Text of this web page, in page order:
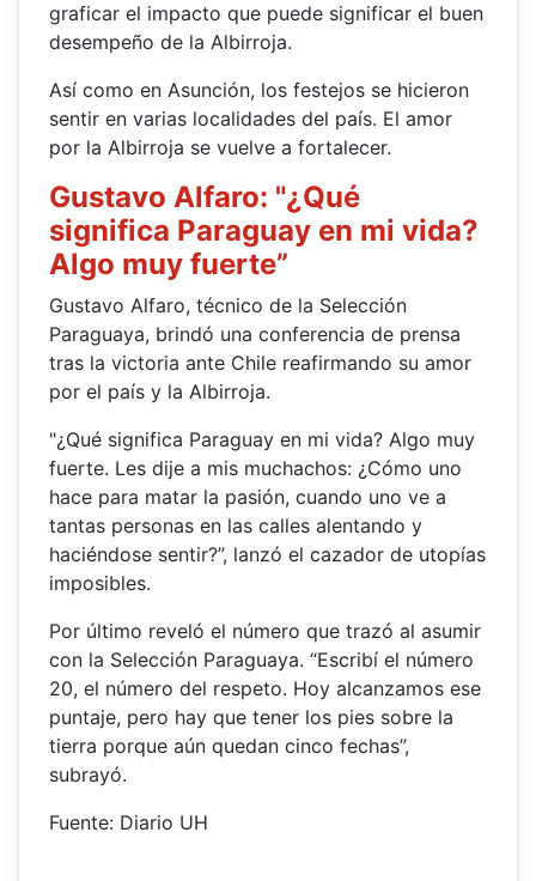
graficar el impacto que puede significar el buen
desempeño de la Albirroja.
Así como en Asunción, los festejos se hicieron
sentir en varias localidades del país. El amor
por la Albirroja se vuelve a fortalecer.
Gustavo Alfaro: "¿Qué
significa Paraguay en mi vida?
Algo muy fuerte”
Gustavo Alfaro, técnico de la Selección
Paraguaya, brindó una conferencia de prensa
tras la victoria ante Chile reafirmando su amor
por el país y la Albirroja.
"¿Qué significa Paraguay en mi vida? Algo muy
fuerte. Les dije a mis muchachos: ¿Cómo uno
hace para matar la pasión, cuando uno ve a
tantas personas en las calles alentando y
haciéndose sentir?”, lanzó el cazador de utopías
imposibles.
Por último reveló el número que trazó al asumir
con la Selección Paraguaya. “Escribí el número
20, el número del respeto. Hoy alcanzamos ese
puntaje, pero hay que tener los pies sobre la
tierra porque aún quedan cinco fechas”,
subrayó.
Fuente: Diario UH